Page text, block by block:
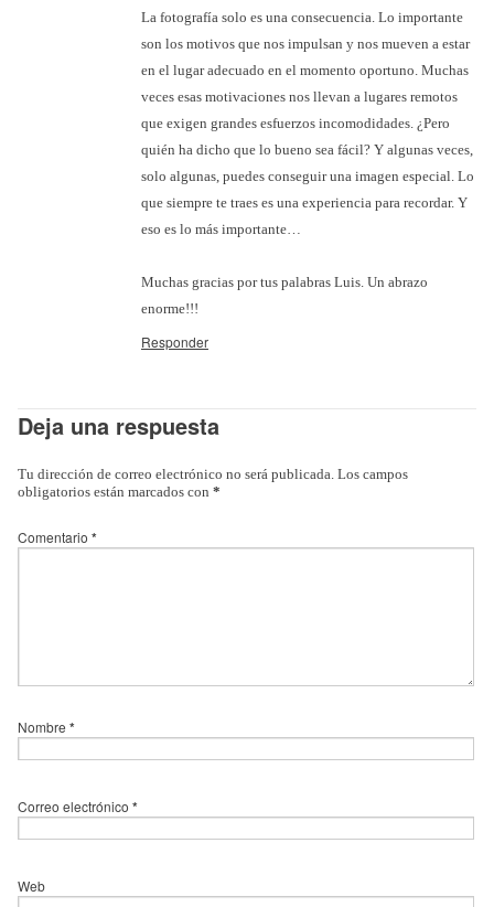
La fotografía solo es una consecuencia. Lo importante
son los motivos que nos impulsan y nos mueven a estar
en el lugar adecuado en el momento oportuno. Muchas
veces esas motivaciones nos llevan a lugares remotos
que exigen grandes esfuerzos incomodidades. ¿Pero
quién ha dicho que lo bueno sea fácil? Y algunas veces,
solo algunas, puedes conseguir una imagen especial. Lo
que siempre te traes es una experiencia para recordar. Y
eso es lo más importante…
Muchas gracias por tus palabras Luis. Un abrazo
enorme!!!
Responder
Deja una respuesta
Tu dirección de correo electrónico no será publicada. Los campos
obligatorios están marcados con *
Comentario *
Nombre *
Correo electrónico *
Web